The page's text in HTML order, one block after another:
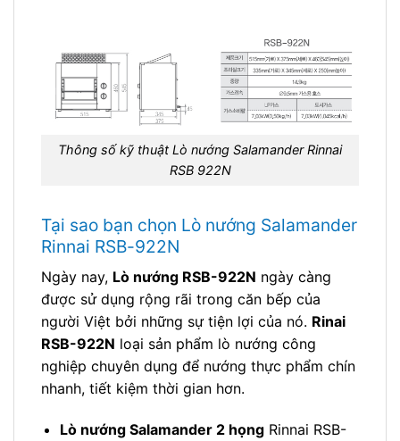
Thông số kỹ thuật Lò nướng Salamander Rinnai
RSB 922N
Tại sao bạn chọn Lò nướng Salamander
Rinnai RSB-922N
Ngày nay, Lò nướng RSB-922N ngày càng
được sử dụng rộng rãi trong căn bếp của
người Việt bởi những sự tiện lợi của nó. Rinai
RSB-922N loại sản phẩm lò nướng công
nghiệp chuyên dụng để nướng thực phẩm chín
nhanh, tiết kiệm thời gian hơn.
Lò nướng Salamander 2 họngRinnai RSB-